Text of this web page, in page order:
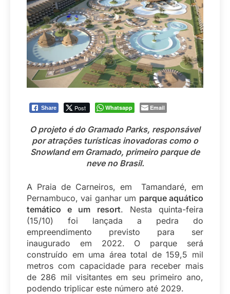
Share Post Whatsapp Email
O projeto é do Gramado Parks, responsável
por atrações turísticas inovadoras como o
Snowland em Gramado, primeiro parque de
neve no Brasil.
A Praia de Carneiros, em Tamandaré, em
Pernambuco, vai ganhar um parque aquático
temático e um resort. Nesta quinta-feira
(15/10) foi lançada a pedra do
empreendimento previsto para ser
inaugurado em 2022. O parque será
construído em uma área total de 159,5 mil
metros com capacidade para receber mais
de 286 mil visitantes em seu primeiro ano,
podendo triplicar este número até 2029.